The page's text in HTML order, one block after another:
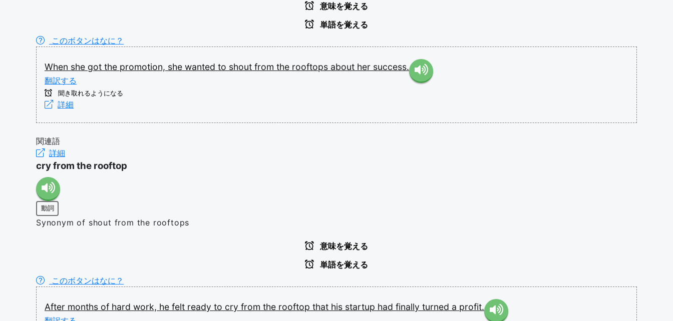
意味を覚える
単語を覚える
このボタンはなに？
When she got the promotion, she wanted to shout from the rooftops about her success.
翻訳する
聞き取れるようになる
詳細
関連語
詳細
cry from the rooftop
動詞
Synonym of shout from the rooftops
意味を覚える
単語を覚える
このボタンはなに？
After months of hard work, he felt ready to cry from the rooftop that his startup had finally turned a profit.